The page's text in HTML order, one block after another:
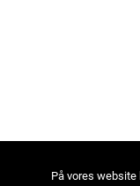
På vores